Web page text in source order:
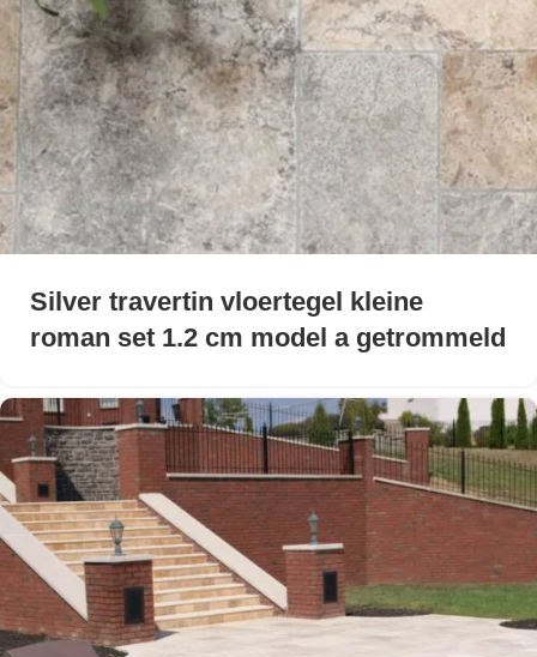
Silver travertin vloertegel kleine
roman set 1.2 cm model a getrommeld